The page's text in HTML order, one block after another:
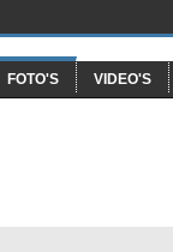
FOTO'S VIDEO'S